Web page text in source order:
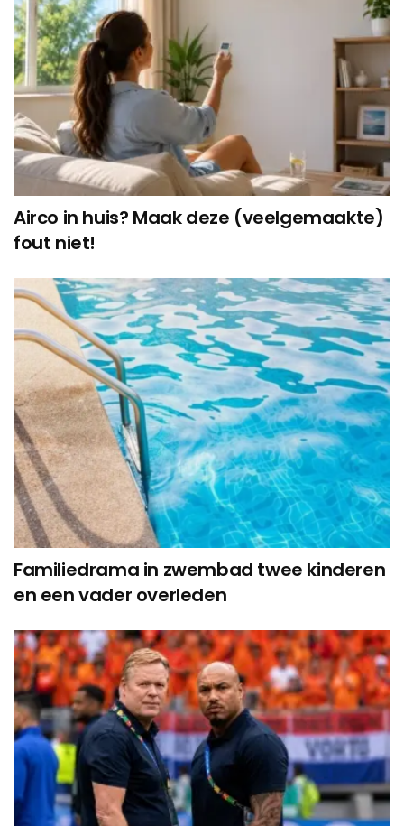
Airco in huis? Maak deze (veelgemaakte)
fout niet!
Familiedrama in zwembad twee kinderen
en een vader overleden